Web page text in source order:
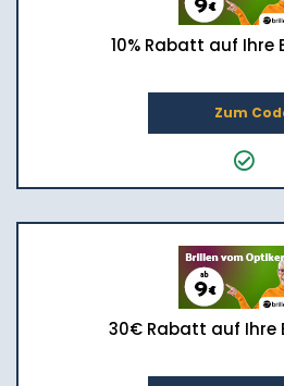
10% Rabatt auf Ihre
Zum
30€ Rabatt auf Ihre